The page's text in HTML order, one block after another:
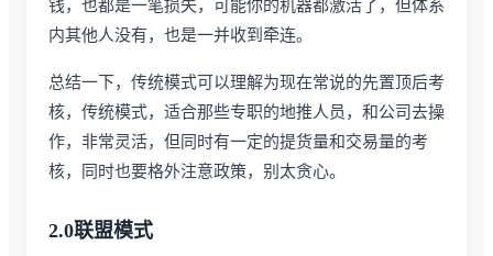
钱，也都是一笔损失，可能你的机器都激活了，但体系
内其他人没有，也是一并收到牵连。
总结一下，传统模式可以理解为现在常说的先置顶后考
核，传统模式，适合那些专职的地推人员，和公司去操
作，非常灵活，但同时有一定的提货量和交易量的考
核，同时也要格外注意政策，别太贪心。
2.0联盟模式